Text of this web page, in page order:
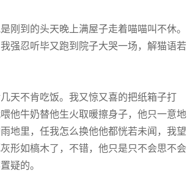
刚到的头天晚上满屋子走着喵喵叫不休。
强忍听毕又跑到院子大哭一场，解猫语若
天不肯吃饭。我又惊又喜的把纸箱子打
他牛奶替他生火取暖擦身子，他只一意地
地里，任我怎么换他他都恍若未闻，我望
形如槁木了，不错，他只是只不会思不会
疑的。